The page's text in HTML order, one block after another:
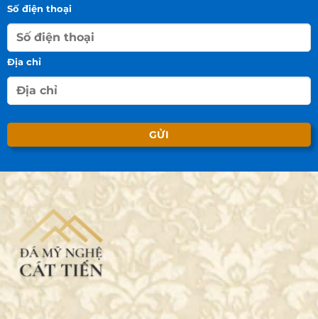
Số điện thoại
Địa chỉ